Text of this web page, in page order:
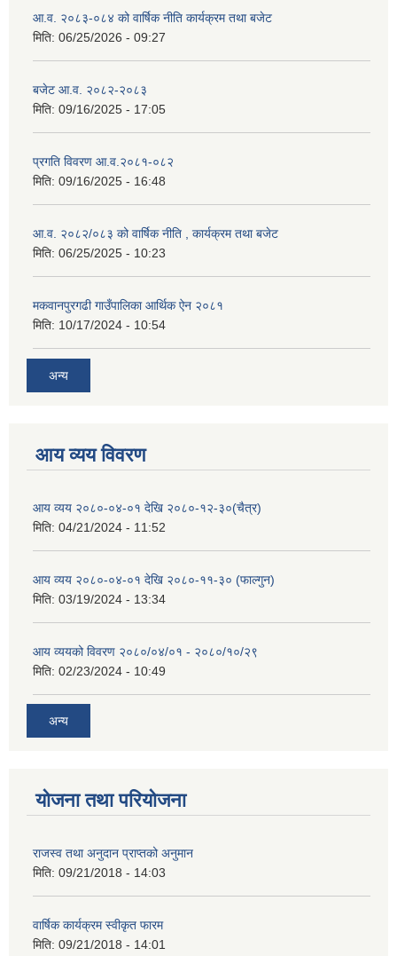
आ.व. २०८३-०८४ को वार्षिक नीति कार्यक्रम तथा बजेट
मिति: 06/25/2026 - 09:27
बजेट आ.व. २०८२-२०८३
मिति: 09/16/2025 - 17:05
प्रगति विवरण आ.व.२०८१-०८२
मिति: 09/16/2025 - 16:48
आ.व. २०८२/०८३ को वार्षिक नीति , कार्यक्रम तथा बजेट
मिति: 06/25/2025 - 10:23
मकवानपुरगढी गाउँपालिका आर्थिक ‌‌‌ऐन २०८१
मिति: 10/17/2024 - 10:54
अन्य
आय व्यय विवरण
आय व्यय २०८०-०४-०१ देखि २०८०-१२-३०(चैत्र)
मिति: 04/21/2024 - 11:52
आय व्यय २०८०-०४-०१ देखि २०८०-११-३० (फाल्गुन)
मिति: 03/19/2024 - 13:34
आय व्ययको विवरण २०८०/०४/०१ - २०८०/१०/२९
मिति: 02/23/2024 - 10:49
अन्य
योजना तथा परियोजना
राजस्व तथा अनुदान प्राप्तको अनुमान
मिति: 09/21/2018 - 14:03
वार्षिक कार्यक्रम स्वीकृत फारम
मिति: 09/21/2018 - 14:01